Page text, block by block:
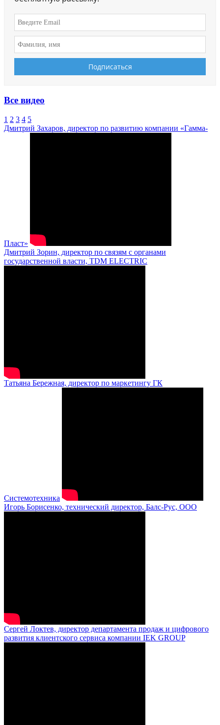
Все видео
1 2 3 4 5
Дмитрий Захаров, директор по развитию компании «Гамма-
Пласт»
Дмитрий Зорин, директор по связям с органами
государственной власти, TDM ELECTRIC
Татьяна Бережная, директор по маркетингу ГК
Системотехника
Игорь Борисенко, технический директор, Балс-Рус, ООО
Сергей Локтев, директор департамента продаж и цифрового
развития клиентского сервиса компании IEK GROUP